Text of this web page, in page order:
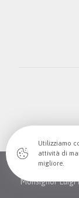
© Copywrite
Monsignor Luigi
Utilizziamo
attività di
migliore.